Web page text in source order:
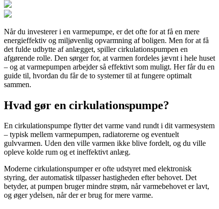
Når du investerer i en varmepumpe, er det ofte for at få en mere
energieffektiv og miljøvenlig opvarmning af boligen. Men for at få
det fulde udbytte af anlægget, spiller cirkulationspumpen en
afgørende rolle. Den sørger for, at varmen fordeles jævnt i hele huset
– og at varmepumpen arbejder så effektivt som muligt. Her får du en
guide til, hvordan du får de to systemer til at fungere optimalt
sammen.
Hvad gør en cirkulationspumpe?
En cirkulationspumpe flytter det varme vand rundt i dit varmesystem
– typisk mellem varmepumpen, radiatorerne og eventuelt
gulvvarmen. Uden den ville varmen ikke blive fordelt, og du ville
opleve kolde rum og et ineffektivt anlæg.
Moderne cirkulationspumper er ofte udstyret med elektronisk
styring, der automatisk tilpasser hastigheden efter behovet. Det
betyder, at pumpen bruger mindre strøm, når varmebehovet er lavt,
og øger ydelsen, når der er brug for mere varme.